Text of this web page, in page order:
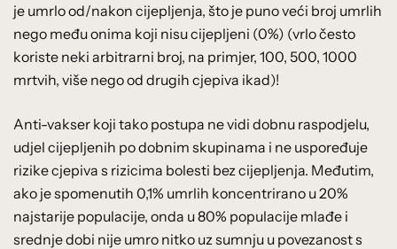
je umrlo od/nakon cijepljenja, što je puno veći broj umrlih
nego među onima koji nisu cijepljeni (0%) (vrlo često
koriste neki arbitrarni broj, na primjer, 100, 500, 1000
mrtvih, više nego od drugih cjepiva ikad)!
Anti-vakser koji tako postupa ne vidi dobnu raspodjelu,
udjel cijepljenih po dobnim skupinama i ne uspoređuje
rizike cjepiva s rizicima bolesti bez cijepljenja. Međutim,
ako je spomenutih 0,1% umrlih koncentrirano u 20%
najstarije populacije, onda u 80% populacije mlađe i
srednje dobi nije umro nitko uz sumnju u povezanost s